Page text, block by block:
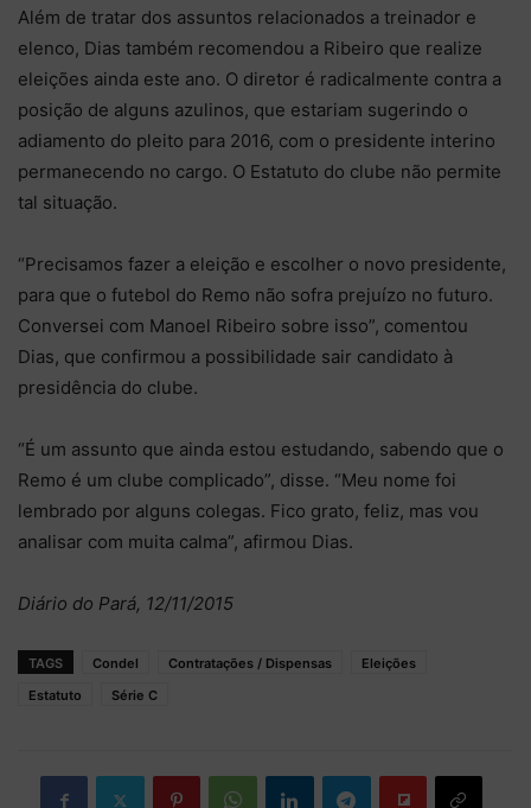
Além de tratar dos assuntos relacionados a treinador e
elenco, Dias também recomendou a Ribeiro que realize
eleições ainda este ano. O diretor é radicalmente contra a
posição de alguns azulinos, que estariam sugerindo o
adiamento do pleito para 2016, com o presidente interino
permanecendo no cargo. O Estatuto do clube não permite
tal situação.
“Precisamos fazer a eleição e escolher o novo presidente,
para que o futebol do Remo não sofra prejuízo no futuro.
Conversei com Manoel Ribeiro sobre isso”, comentou
Dias, que confirmou a possibilidade sair candidato à
presidência do clube.
“É um assunto que ainda estou estudando, sabendo que o
Remo é um clube complicado”, disse. “Meu nome foi
lembrado por alguns colegas. Fico grato, feliz, mas vou
analisar com muita calma”, afirmou Dias.
Diário do Pará, 12/11/2015
TAGS Condel Contratações / Dispensas
Eleições
Estatuto
Série C